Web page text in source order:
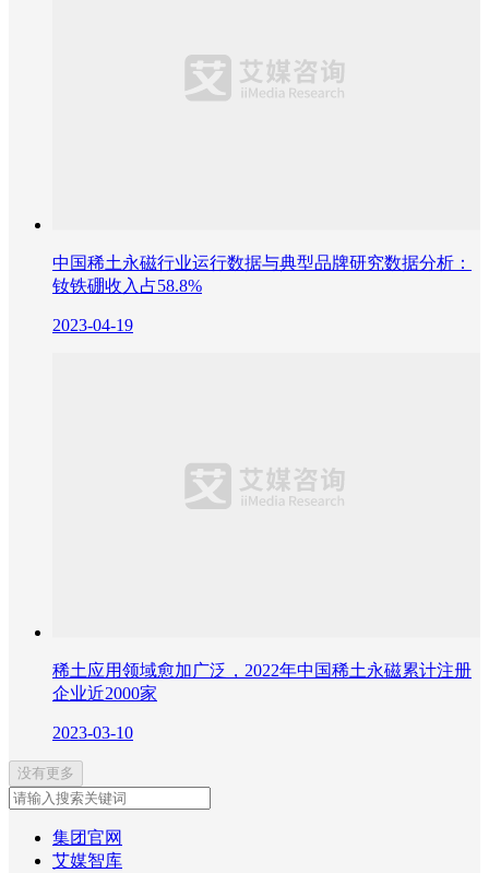
中国稀土永磁行业运行数据与典型品牌研究数据分析：
钕铁硼收入占58.8%
2023-04-19
稀土应用领域愈加广泛，2022年中国稀土永磁累计注册
企业近2000家
2023-03-10
没有更多
集团官网
艾媒智库